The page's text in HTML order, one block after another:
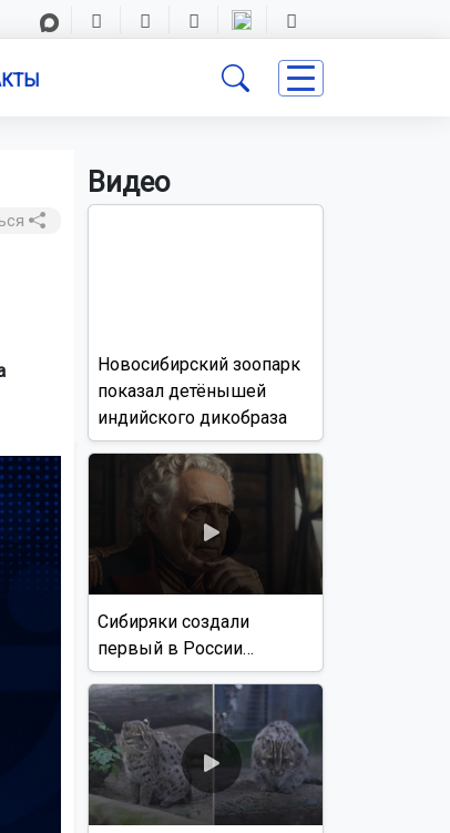
Видео
Новосибирский зоопарк
показал детёнышей
индийского дикобраза
Сибиряки создали
первый в России
документальный фильм
с использованием ИИ